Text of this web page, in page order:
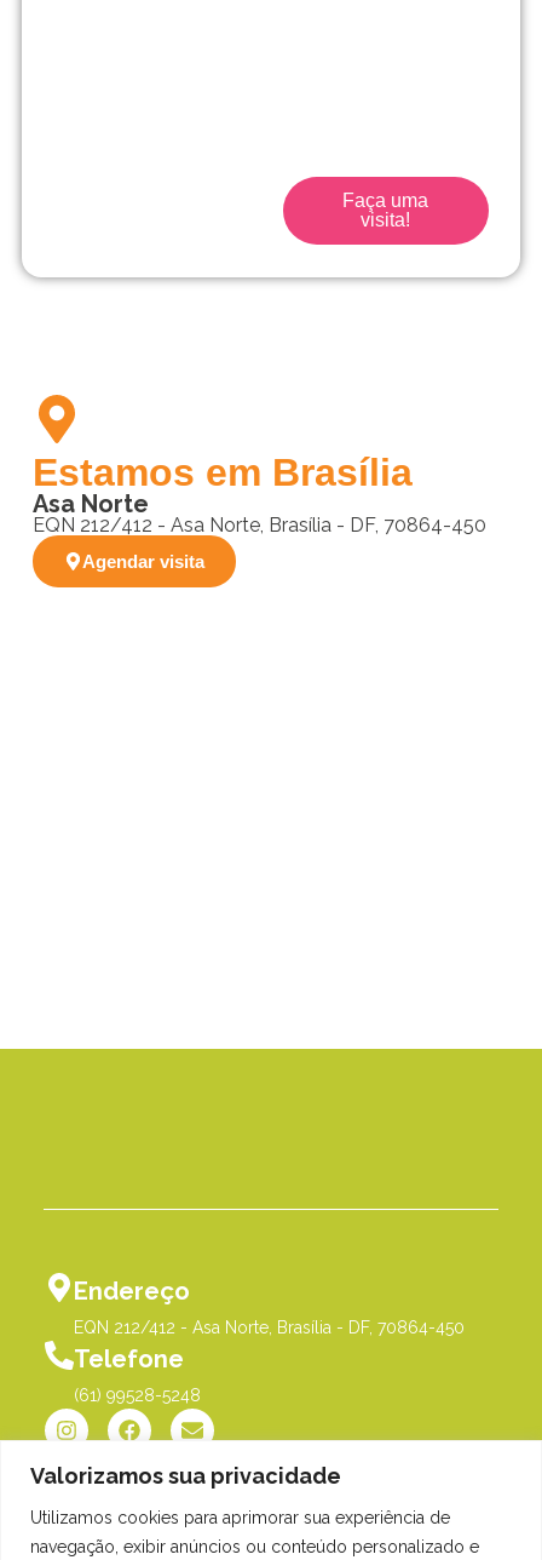
Valorizamos sua privacidade
Utilizamos cookies para aprimorar sua experiência de
navegação, exibir anúncios ou conteúdo personalizado e
Faça uma
visita!
Estamos em Brasília
Asa Norte
EQN 212/412 - Asa Norte, Brasília - DF, 70864-450
Agendar visita
Endereço
EQN 212/412 - Asa Norte, Brasília - DF, 70864-450
Telefone
(61) 99528-5248
©Me Põe na História |
Política de Privacidade